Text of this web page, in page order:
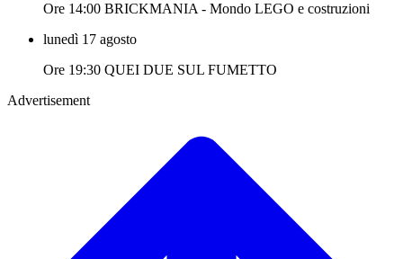
Ore 14:00 BRICKMANIA - Mondo LEGO e costruzioni
lunedì 17 agosto
Ore 19:30 QUEI DUE SUL FUMETTO
Advertisement